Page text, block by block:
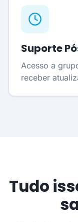
Suporte
Acesso a
receber
Tudo